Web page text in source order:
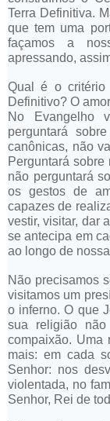
Terra Definitiva.
que tem uma
façamos a
apressando,
Qual é o critério
Definitivo? O
No Evangelho
perguntará
canônicas, não
Perguntará
não perguntará
os gestos de
capazes de
vestir, visitar, dar
se antecipa em
ao longo de
Não precisamos
visitamos um
o inferno. O que
sua religião
compaixão. Uma
mais: em cada
Senhor: nos
violentada, no
Senhor, Rei de